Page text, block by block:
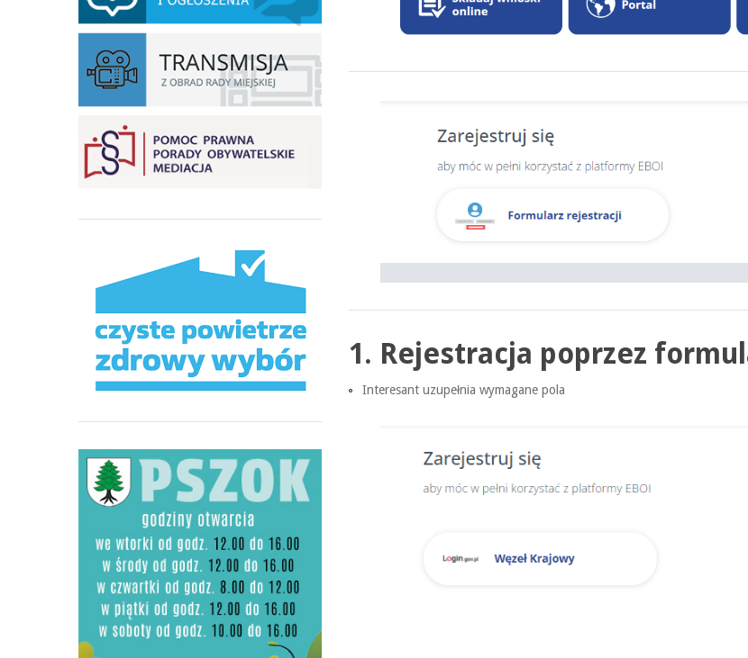
1. Rejestracja poprzez
Interesant uzupełnia wymagane pola